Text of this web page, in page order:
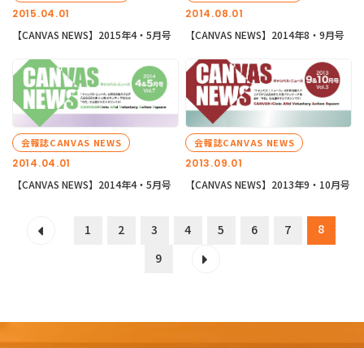
2015.04.01
【CANVAS NEWS】2015年4・5月号
2014.08.01
【CANVAS NEWS】2014年8・9月号
2014.04.01
会報誌CANVAS NEWS
【CANVAS NEWS】2014年4・5月号
2013.09.01
会報誌CANVAS NEWS
【CANVAS NEWS】2013年9・10月号
1 2 3 4 5 6 7
8
9